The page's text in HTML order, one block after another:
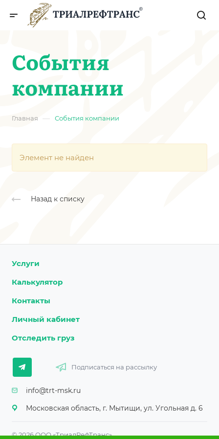
События
компании
Главная — События компании
Элемент не найден
Назад к списку
Услуги
Калькулятор
Контакты
Личный кабинет
Отследить груз
Подписаться на рассылку
info@trt-msk.ru
Московская область, г. Мытищи, ул. Угольная д. 6
© 2026 ООО «ТриалРефТранс»